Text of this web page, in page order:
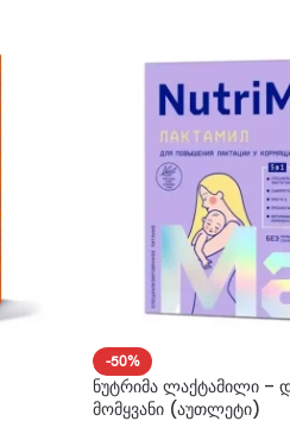
-50%
ნუტრიმა ლაქტამილი –
მომყვანი (აუთლეტი)